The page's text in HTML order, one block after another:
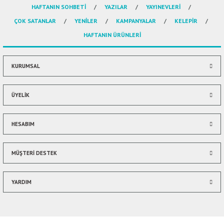
Ürün resmi kalitesiz, bozuk veya görüntülenemiyor.
Ürün açıklamasında eksik bilgiler bulunuyor.
Ürün bilgilerinde hatalar bulunuyor.
Bu ürüne benzer farklı alternatifler olmalı.
HAFTANIN SOHBETİ YAZILAR
YAYINEVLERİ
ÇOK SATANLAR
YENİLER KAMPANYALAR
KELEPİR
HAFTANIN ÜRÜNLERİ
KURUMSAL
ÜYELİK
HESABIM
MÜŞTERİ DESTEK
YARDIM